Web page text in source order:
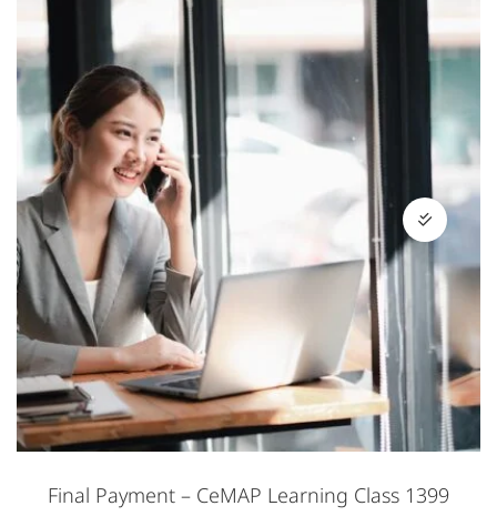
Final Payment – CeMAP Learning Class 1399